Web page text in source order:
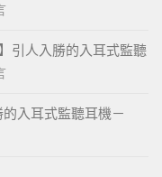
引人入勝的入耳式監聽
的入耳式監聽耳機－